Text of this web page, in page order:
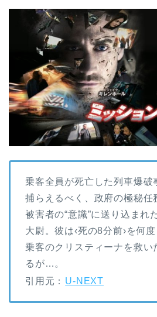
乗客全員が死亡した列車爆破
捕らえるべく、政府の極秘任
被害者の“意識”に送り込まれ
大尉。彼は‹死の8分前›を何
乗客のクリスティーナを救い
るが…。
引用元： U-NEXT